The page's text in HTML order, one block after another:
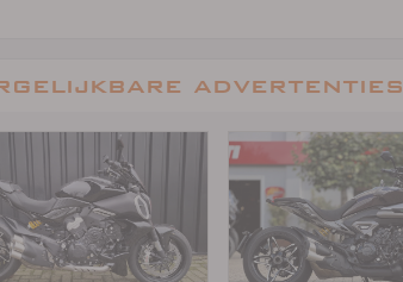
advertenties